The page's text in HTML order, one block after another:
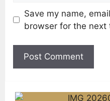
Save my name,
browser for the next